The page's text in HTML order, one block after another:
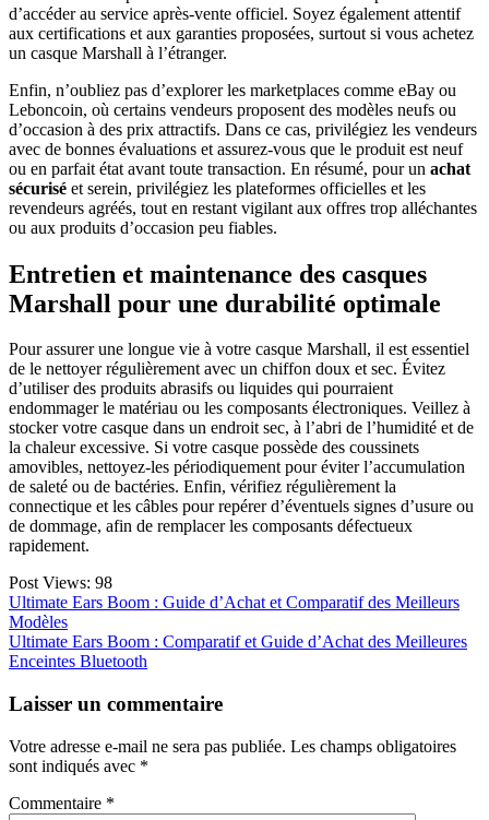
d’accéder au service après-vente officiel. Soyez également attentif
aux certifications et aux garanties proposées, surtout si vous achetez
un casque Marshall à l’étranger.
Enfin, n’oubliez pas d’explorer les marketplaces comme eBay ou
Leboncoin, où certains vendeurs proposent des modèles neufs ou
d’occasion à des prix attractifs. Dans ce cas, privilégiez les vendeurs
avec de bonnes évaluations et assurez-vous que le produit est neuf
ou en parfait état avant toute transaction. En résumé, pour un achat
sécurisé et serein, privilégiez les plateformes officielles et les
revendeurs agréés, tout en restant vigilant aux offres trop alléchantes
ou aux produits d’occasion peu fiables.
Entretien et maintenance des casques
Marshall pour une durabilité optimale
Pour assurer une longue vie à votre casque Marshall, il est essentiel
de le nettoyer régulièrement avec un chiffon doux et sec. Évitez
d’utiliser des produits abrasifs ou liquides qui pourraient
endommager le matériau ou les composants électroniques. Veillez à
stocker votre casque dans un endroit sec, à l’abri de l’humidité et de
la chaleur excessive. Si votre casque possède des coussinets
amovibles, nettoyez-les périodiquement pour éviter l’accumulation
de saleté ou de bactéries. Enfin, vérifiez régulièrement la
connectique et les câbles pour repérer d’éventuels signes d’usure ou
de dommage, afin de remplacer les composants défectueux
rapidement.
Post Views: 98
Navigation
de
l’article
Ultimate Ears Boom : Guide d’Achat et Comparatif des Meilleurs
Modèles
Ultimate Ears Boom : Comparatif et Guide d’Achat des Meilleures
Enceintes Bluetooth
Laisser un commentaire
Votre adresse e-mail ne sera pas publiée. Les champs obligatoires
sont indiqués avec *
Commentaire *